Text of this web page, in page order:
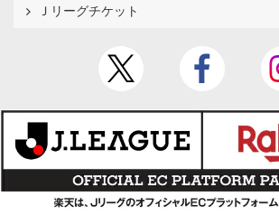
Ｊリーグチケット